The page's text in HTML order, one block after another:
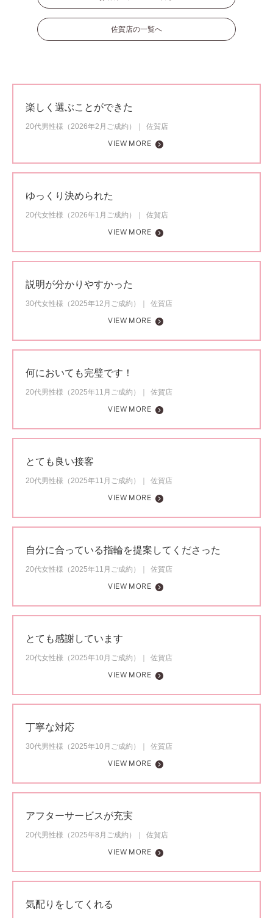
佐賀店の一覧へ
楽しく選ぶことができた
20代男性様（2026年2月ご成約）
佐賀店
VIEW MORE
ゆっくり決められた
20代女性様（2026年1月ご成約）
佐賀店
VIEW MORE
説明が分かりやすかった
30代女性様（2025年12月ご成約）
佐賀店
VIEW MORE
何においても完璧です！
20代男性様（2025年11月ご成約）
佐賀店
VIEW MORE
とても良い接客
20代男性様（2025年11月ご成約）
佐賀店
VIEW MORE
自分に合っている指輪を提案してくださった
20代女性様（2025年11月ご成約）
佐賀店
VIEW MORE
とても感謝しています
20代女性様（2025年10月ご成約）
佐賀店
VIEW MORE
丁寧な対応
30代男性様（2025年10月ご成約）
佐賀店
VIEW MORE
アフターサービスが充実
20代男性様（2025年8月ご成約）
佐賀店
VIEW MORE
気配りをしてくれる